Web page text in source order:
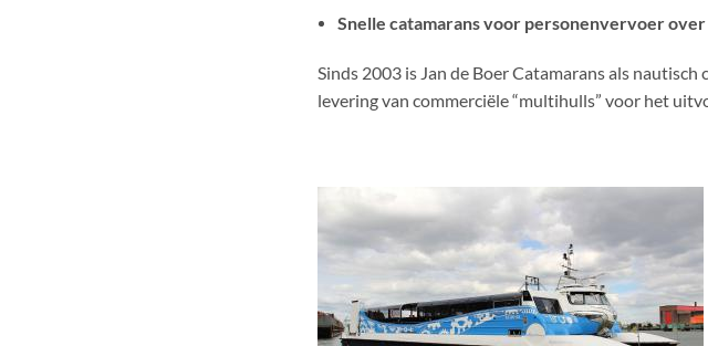
Snelle catamarans voor personenvervoer
Sinds 2003 is Jan de Boer Catamarans als
levering van commerciële “multihulls” voor het